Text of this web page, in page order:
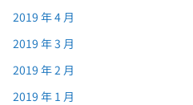
2019 年 4 月
2019 年 3 月
2019 年 2 月
2019 年 1 月